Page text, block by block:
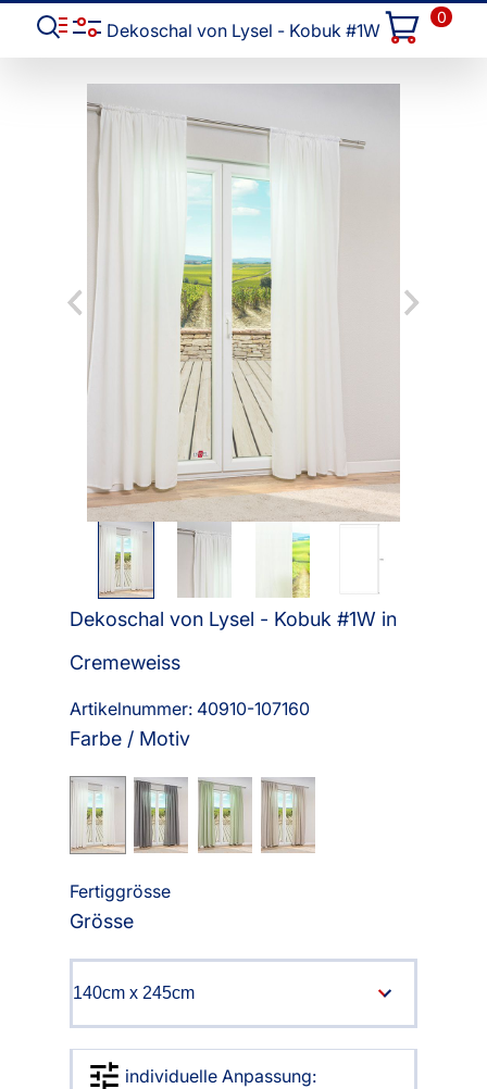
Dekoschal von Lysel - Kobuk #1W
0
Dekoschal von Lysel - Kobuk #1W in
Cremeweiss
Artikelnummer: 40910-107160
Farbe / Motiv
Fertiggrösse
Grösse
individuelle Anpassung: